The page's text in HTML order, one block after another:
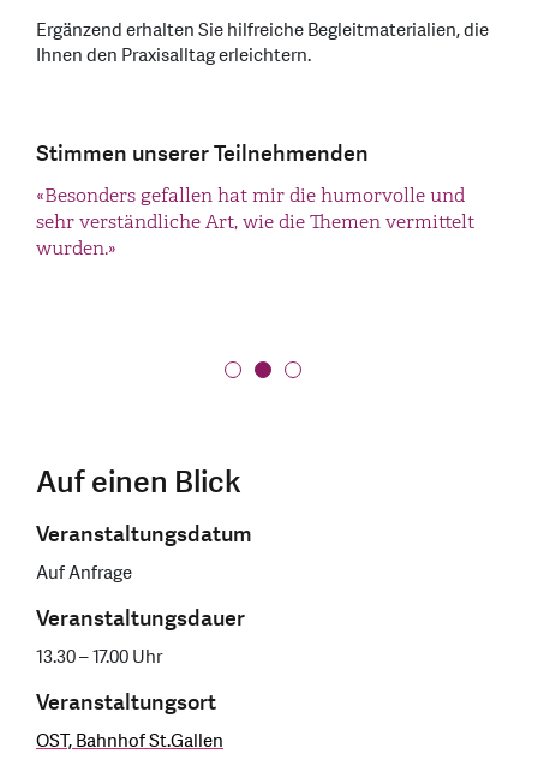
Ergänzend erhalten Sie hilfreiche Begleitmaterialien, die
Ihnen den Praxisalltag erleichtern.
Stimmen unserer Teilnehmenden
«Hätte auch einen ganzen Tag gehen können - sehr
gute und interessante Inputs. Man hört euch gerne
zu und lernt Neues. DANKE!»
«Besonders gefallen hat mir die humorvolle und
sehr verständliche Art, wie die Themen vermittelt
wurden.»
«Die Beantwortung vieler Fragen aus dem
Praxisalltag war sehr hilfreich. Die Beispiele aller
Anwesenden waren spannend und lehrreich.»
Auf einen Blick
Veranstaltungsdatum
Auf Anfrage
Veranstaltungsdauer
13.30 – 17.00 Uhr
Veranstaltungsort
OST, Bahnhof St.Gallen